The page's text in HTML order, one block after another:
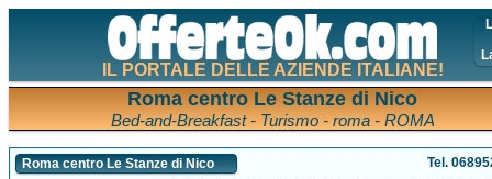
IL PORTALE DELLE AZIENDE ITALIANE!
Roma centro Le Stanze di Nico
Bed-and-Breakfast - Turismo - roma - ROMA
Roma centro Le Stanze di Nico Tel.